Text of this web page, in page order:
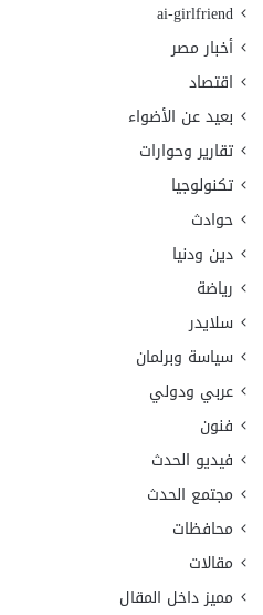
ai-girlfriend
أخبار مصر
اقتصاد
بعيد عن الأضواء
تقارير وحوارات
تكنولوجيا
حوادث
دين ودنيا
رياضة
سلايدر
سياسة وبرلمان
عربي ودولي
فنون
فيديو الحدث
مجتمع الحدث
محافظات
مقالات
مميز داخل المقال